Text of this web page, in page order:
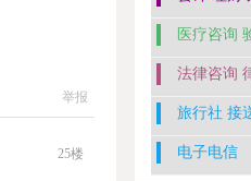
举报
25楼
医疗咨询
法律咨询
旅行社 接
电子电信